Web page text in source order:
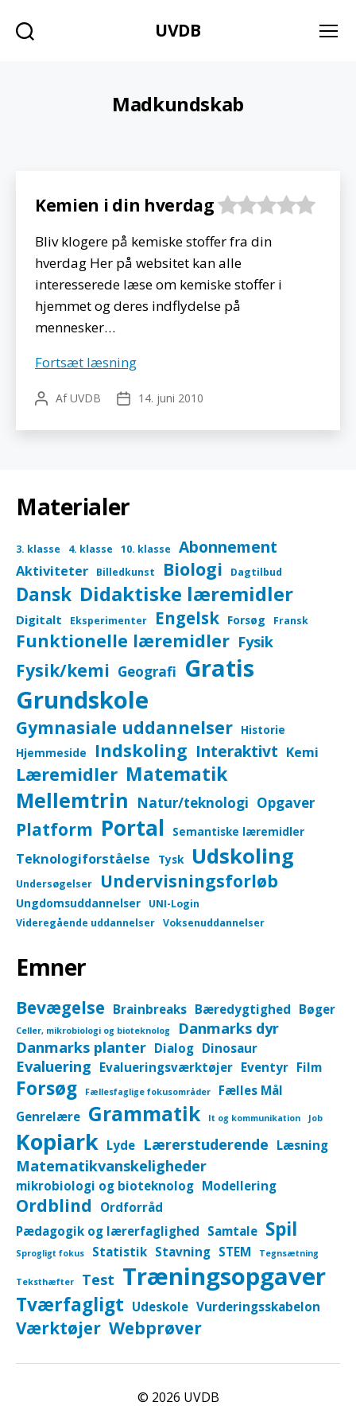
UVDB
Madkundskab
Kemien i din hverdag
Bliv klogere på kemiske stoffer fra din
hverdag Her på websitet kan alle
interesserede læse om kemiske stoffer i
hjemmet og deres indflydelse på
mennesker…
Fortsæt læsningKemien
din
hverdag
Indlægsforfatter
AfUVDB Indlægsdato
14. juni 2010
Materialer
3. klasse 4. klasse 10. klasse Abonnement
Aktiviteter Billedkunst Biologi Dagtilbud
Dansk Didaktiske læremidler
Digitalt Eksperimenter Engelsk Forsøg Fransk
Funktionelle læremidler Fysik
Fysik/kemi Geografi Gratis
Grundskole
Gymnasiale uddannelser Historie
Hjemmeside
Indskoling Interaktivt Kemi
Læremidler Matematik
Mellemtrin Natur/teknologi Opgaver
Platform Portal Semantiske læremidler
Teknologiforståelse Tysk Udskoling
Undersøgelser Undervisningsforløb
Ungdomsuddannelser
UNI-Login
Videregående uddannelser Voksenuddannelser
Emner
Bevægelse Brainbreaks Bæredygtighed Bøger
Celler, mikrobiologi og bioteknolog
Danmarks dyr
Danmarks planter Dialog Dinosaur
Evaluering Evalueringsværktøjer Eventyr Film
Forsøg Fællesfaglige fokusområder
Fælles Mål
Genrelære Grammatik It og kommunikation Job
Kopiark Lyde Lærerstuderende Læsning
Matematikvanskeligheder
mikrobiologi og bioteknolog Modellering
Ordblind
Ordforråd
Pædagogik og lærerfaglighed Samtale Spil
Sprogligt fokus Statistik Stavning STEM Tegnsætning
Teksthæfter Test Træningsopgaver
Tværfagligt Udeskole Vurderingsskabelon
Værktøjer Webprøver
© 2026 UVDB